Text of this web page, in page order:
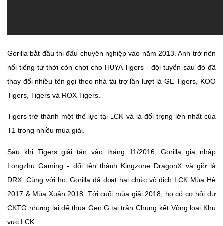
Gorilla bắt đầu thi đấu chuyên nghiệp vào năm 2013. Anh trở nên
nổi tiếng từ thời còn chơi cho HUYA Tigers - đội tuyển sau đó đã
thay đổi nhiều tên gọi theo nhà tài trợ lần lượt là GE Tigers, KOO
Tigers, Tigers và ROX Tigers.
Tigers trở thành một thế lực tại LCK và là đối trọng lớn nhất của
T1 trong nhiều mùa giải.
Sau khi Tigers giải tán vào tháng 11/2016, Gorilla gia nhập
Longzhu Gaming - đổi tên thành Kingzone DragonX và giờ là
DRX. Cùng với họ, Gorilla đã đoạt hai chức vô địch LCK Mùa Hè
2017 & Mùa Xuân 2018. Tới cuối mùa giải 2018, họ có cơ hội dự
CKTG nhưng lại để thua Gen.G tại trận Chung kết Vòng loại Khu
vực LCK.